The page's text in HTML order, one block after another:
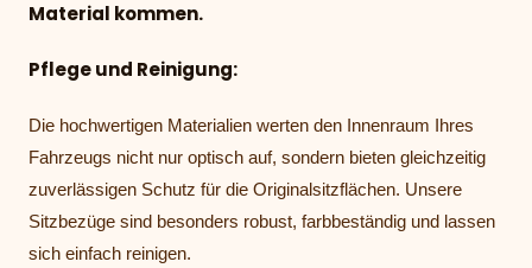
Material kommen.
Pflege und Reinigung:
Die hochwertigen Materialien werten den Innenraum Ihres
Fahrzeugs nicht nur optisch auf, sondern bieten gleichzeitig
zuverlässigen Schutz für die Originalsitzflächen. Unsere
Sitzbezüge sind besonders robust, farbbeständig und lassen
sich einfach reinigen.